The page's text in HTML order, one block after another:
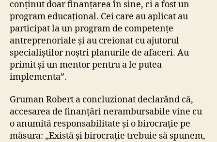
conținut doar finanțarea în sine, ci a fost un
program educațional. Cei care au aplicat au
participat la un program de competențe
antreprenoriale și au creionat cu ajutorul
specialiștilor noștri planurile de afaceri. Au
primit și un mentor pentru a le putea
implementa”.
Gruman Robert a concluzionat declarând că,
accesarea de finanțări nerambursabile vine cu
o anumită responsabilitate și o birocrație pe
măsura: „Există și birocrație trebuie să spunem,